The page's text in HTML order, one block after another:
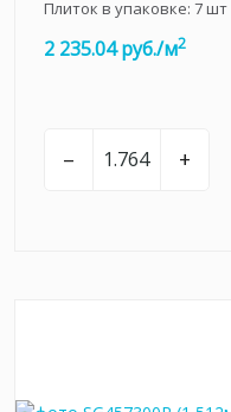
Плиток в упаковке: 7шт
2 235.04 руб./м2
– +